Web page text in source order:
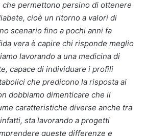
permettono persino di ottenere
cioè un ritorno a valori di
scenario fino a pochi anni fa
vera è capire chi risponde meglio
lavorando a una medicina di
capace di individuare i profili
che predicono la risposta ai
dobbiamo dimenticare che il
caratteristiche diverse anche tra
infatti, sta lavorando a progetti
queste differenze e